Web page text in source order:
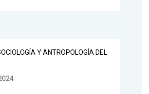
Y ANTROPOLOGÍA DEL